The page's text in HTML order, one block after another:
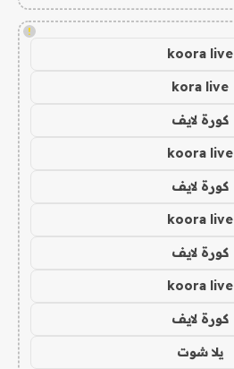
!
koora live
kora live
كورة لايف
koora live
كورة لايف
koora live
كورة لايف
koora live
كورة لايف
يلا شوت